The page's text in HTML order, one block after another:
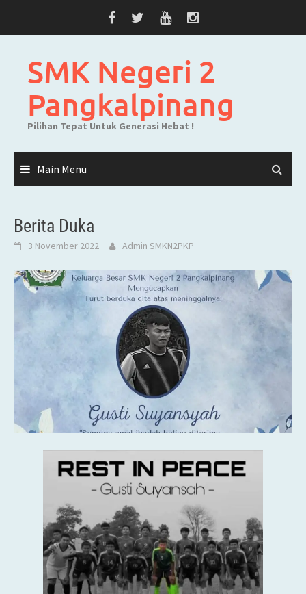
SMK Negeri 2
Pangkalpinang
Pilihan Tepat Untuk Generasi Hebat !
Main Menu
Berita Duka
3 November 2022 Admin SMKN2PKP